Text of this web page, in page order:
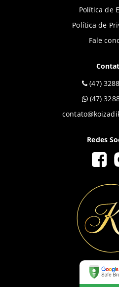
Política de
Política de
Fale
(47)
(47)
Redes